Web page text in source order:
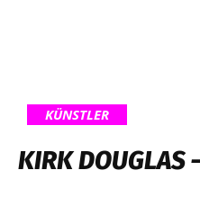
KÜNSTLER
KIRK DOUGLAS